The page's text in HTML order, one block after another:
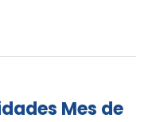
Mes de